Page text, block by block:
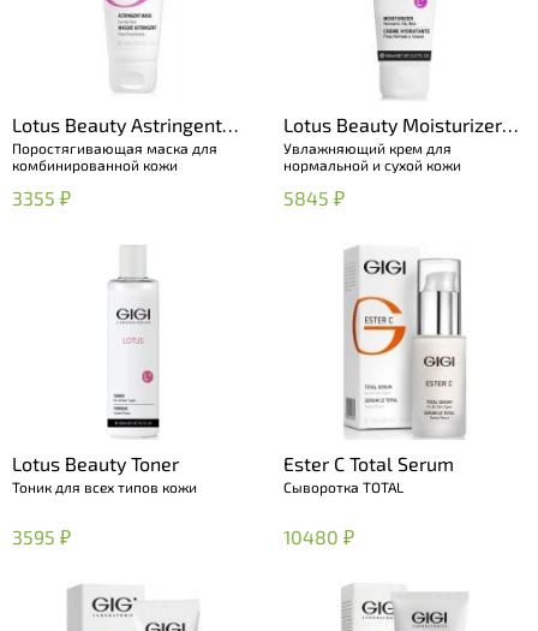
Lotus Beauty Astringent
Mask
Поростягивающая маска для
комбинированной кожи
3355 ₽
Lotus Beauty Moisturizer
for dry skin
Увлажняющий крем для
нормальной и сухой кожи
5845 ₽
Lotus Beauty Toner
Тоник для всех типов кожи
3595 ₽
Ester C Total Serum
Сыворотка TOTAL
10480 ₽